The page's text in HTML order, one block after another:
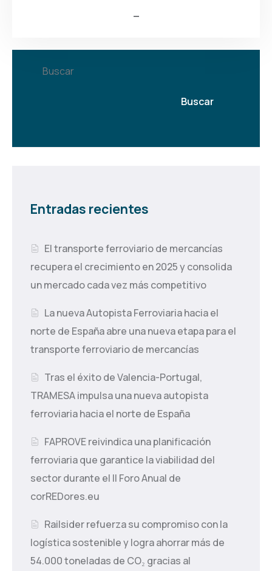
Buscar
Buscar
Entradas recientes
El transporte ferroviario de mercancías
recupera el crecimiento en 2025 y consolida
un mercado cada vez más competitivo
La nueva Autopista Ferroviaria hacia el
norte de España abre una nueva etapa para el
transporte ferroviario de mercancías
Tras el éxito de Valencia-Portugal,
TRAMESA impulsa una nueva autopista
ferroviaria hacia el norte de España
FAPROVE reivindica una planificación
ferroviaria que garantice la viabilidad del
sector durante el II Foro Anual de
corREDores.eu
Railsider refuerza su compromiso con la
logística sostenible y logra ahorrar más de
54.000 toneladas de CO₂ gracias al